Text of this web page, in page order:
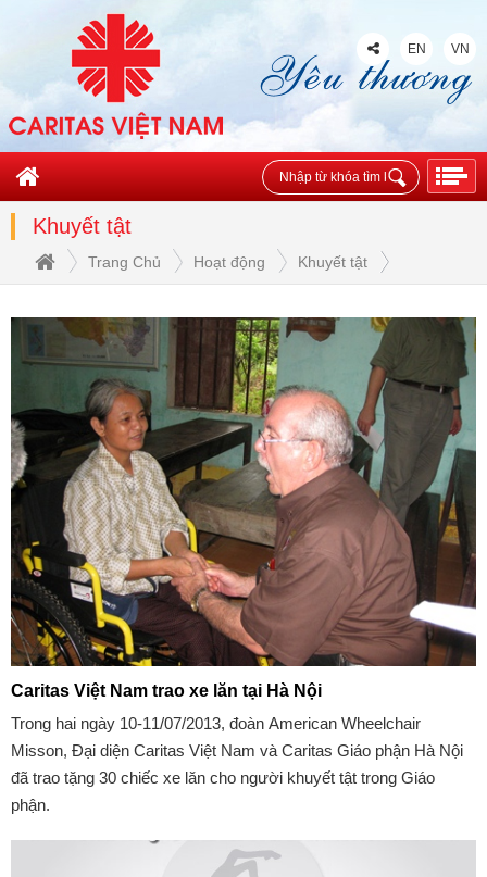
EN VN
Khuyết tật
Trang Chủ Hoạt động Khuyết tật
Caritas Việt Nam trao xe lăn tại Hà Nội
Trong hai ngày 10-11/07/2013, đoàn American Wheelchair
Misson, Đại diện Caritas Việt Nam và Caritas Giáo phận Hà Nội
đã trao tặng 30 chiếc xe lăn cho người khuyết tật trong Giáo
phận.